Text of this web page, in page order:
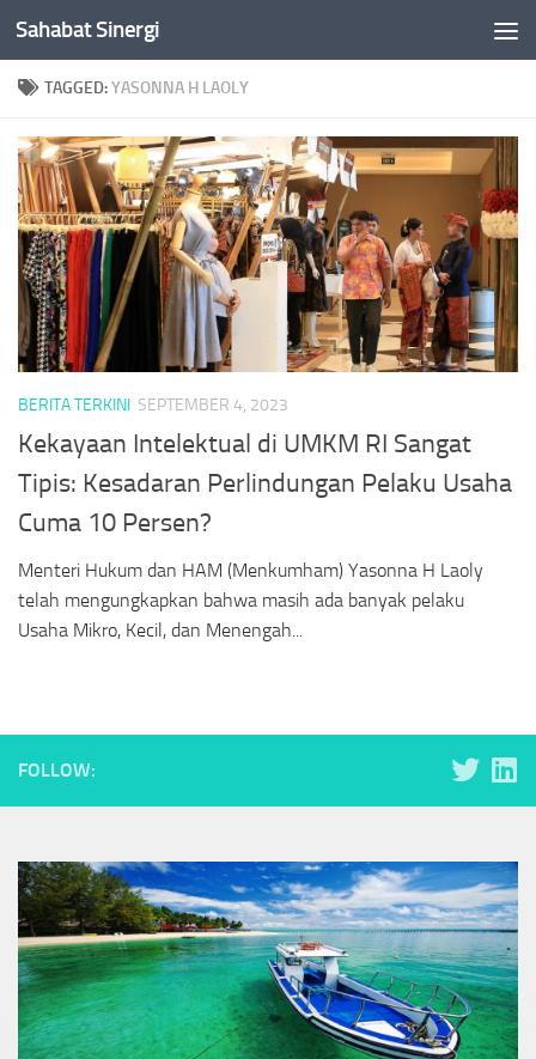
Skip to content
Sahabat Sinergi
TAGGED:YASONNA H LAOLY
BERITA TERKINI SEPTEMBER 4, 2023
Kekayaan Intelektual di UMKM RI Sangat
Tipis: Kesadaran Perlindungan Pelaku Usaha
Cuma 10 Persen?
Menteri Hukum dan HAM (Menkumham) Yasonna H Laoly
telah mengungkapkan bahwa masih ada banyak pelaku
Usaha Mikro, Kecil, dan Menengah...
FOLLOW: